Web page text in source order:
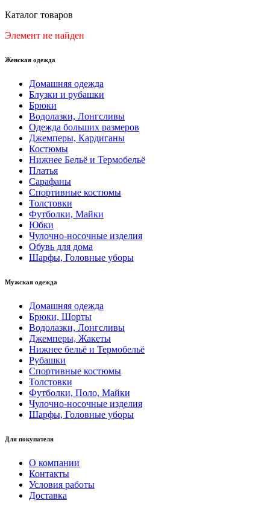
Каталог товаров
Элемент не найден
Женская одежда
Домашняя одежда
Блузки и рубашки
Брюки
Водолазки, Лонгсливы
Одежда больших размеров
Джемперы, Кардиганы
Костюмы
Нижнее Бельё и Термобельё
Платья
Сарафаны
Спортивные костюмы
Толстовки
Футболки, Майки
Юбки
Чулочно-носочные изделия
Обувь для дома
Шарфы, Головные уборы
Мужская одежда
Домашняя одежда
Брюки, Шорты
Водолазки, Лонгсливы
Джемперы, Жакеты
Нижнее бельё и Термобельё
Рубашки
Спортивные костюмы
Толстовки
Футболки, Поло, Майки
Чулочно-носочные изделия
Шарфы, Головные уборы
Для покупателя
О компании
Контакты
Условия работы
Доставка